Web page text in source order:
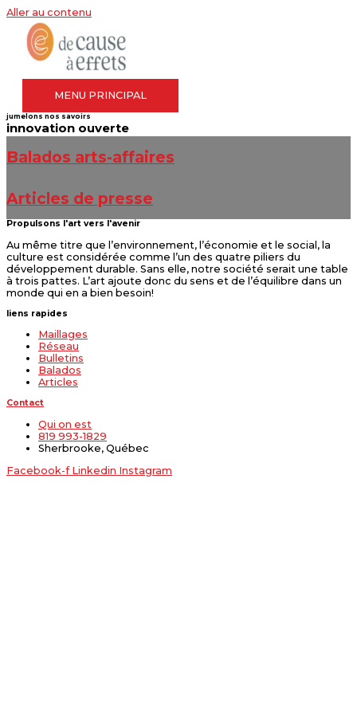
Aller au contenu
MENU PRINCIPAL
jumelons nos savoirs
innovation ouverte
Balados arts-affaires
Articles de presse
Propulsons l'art vers l'avenir
Au même titre que l’environnement, l’économie et le social, la
culture est considérée comme l’un des quatre piliers du
développement durable. Sans elle, notre société serait une table
à trois pattes. L’art ajoute donc du sens et de l’équilibre dans un
monde qui en a bien besoin!
liens rapides
Maillages
Réseau
Bulletins
Balados
Articles
Contact
Qui on est
819 993-1829
Sherbrooke, Québec
Facebook-f Linkedin Instagram